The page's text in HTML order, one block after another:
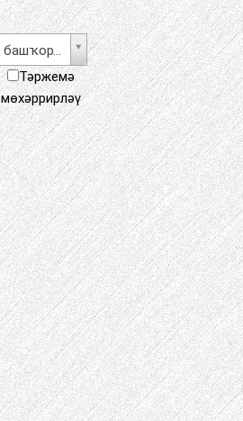
башҡорт теле
Тәржемә
мөхәррирләү